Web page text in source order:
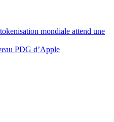
mondiale attend une
PDG d’Apple